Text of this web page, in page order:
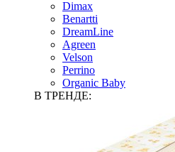
Dimax
Benartti
DreamLine
Agreen
Velson
Perrino
Organic Baby
В ТРЕНДЕ: